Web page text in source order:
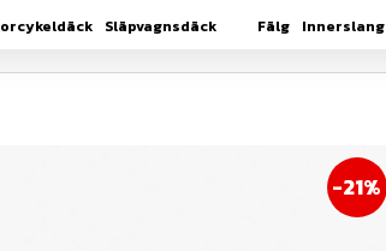
Släpvagnsdäck Fälg Innerslang
21%